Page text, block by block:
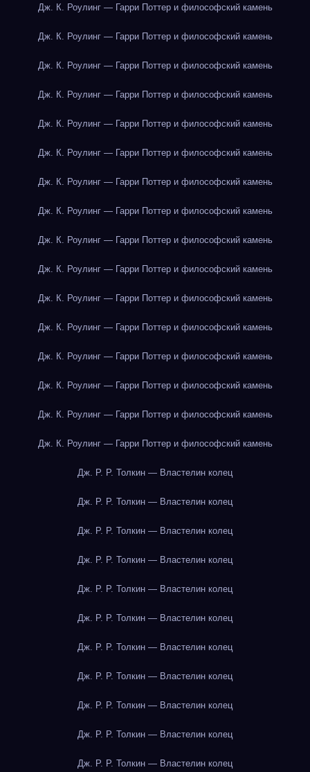
Дж. К. Роулинг — Гарри Поттер и философский камень
Дж. К. Роулинг — Гарри Поттер и философский камень
Дж. К. Роулинг — Гарри Поттер и философский камень
Дж. К. Роулинг — Гарри Поттер и философский камень
Дж. К. Роулинг — Гарри Поттер и философский камень
Дж. К. Роулинг — Гарри Поттер и философский камень
Дж. К. Роулинг — Гарри Поттер и философский камень
Дж. К. Роулинг — Гарри Поттер и философский камень
Дж. К. Роулинг — Гарри Поттер и философский камень
Дж. К. Роулинг — Гарри Поттер и философский камень
Дж. К. Роулинг — Гарри Поттер и философский камень
Дж. К. Роулинг — Гарри Поттер и философский камень
Дж. К. Роулинг — Гарри Поттер и философский камень
Дж. К. Роулинг — Гарри Поттер и философский камень
Дж. К. Роулинг — Гарри Поттер и философский камень
Дж. К. Роулинг — Гарри Поттер и философский камень
Дж. Р. Р. Толкин — Властелин колец
Дж. Р. Р. Толкин — Властелин колец
Дж. Р. Р. Толкин — Властелин колец
Дж. Р. Р. Толкин — Властелин колец
Дж. Р. Р. Толкин — Властелин колец
Дж. Р. Р. Толкин — Властелин колец
Дж. Р. Р. Толкин — Властелин колец
Дж. Р. Р. Толкин — Властелин колец
Дж. Р. Р. Толкин — Властелин колец
Дж. Р. Р. Толкин — Властелин колец
Дж. Р. Р. Толкин — Властелин колец